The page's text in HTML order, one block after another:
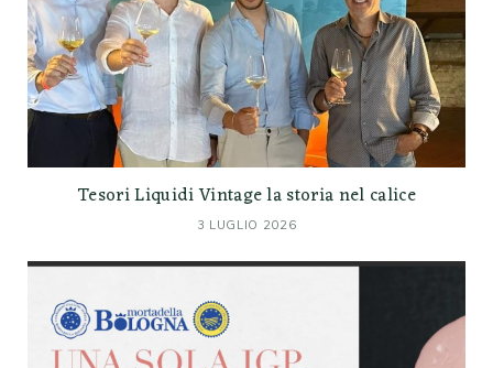
Tesori Liquidi Vintage la storia nel calice
3 LUGLIO 2026